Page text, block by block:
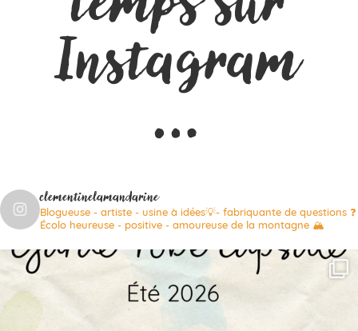
Instagram
…
clementinelamandarine
Blogueuse - artiste - usine à idées💡- fabriquante de questions ❓
Écolo heureuse - positive - amoureuse de la montagne 🏔️